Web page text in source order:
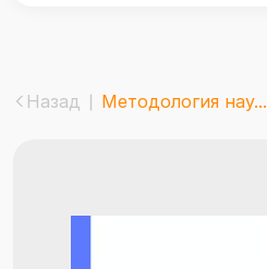
Назад Методология нау...